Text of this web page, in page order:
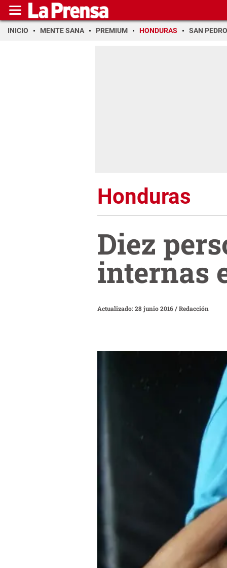
INICIO MENTE SANA PREMIUM HONDURAS SAN PEDRO
Honduras
Diez
internas
Actualizado: 28 junio 2016/Redacción